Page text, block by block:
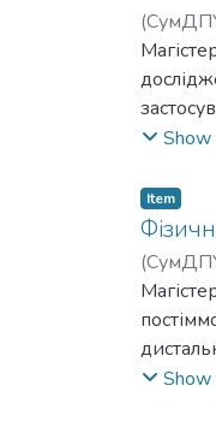
(
Vitalina
щодоShow
Item
(
Oksana
Show